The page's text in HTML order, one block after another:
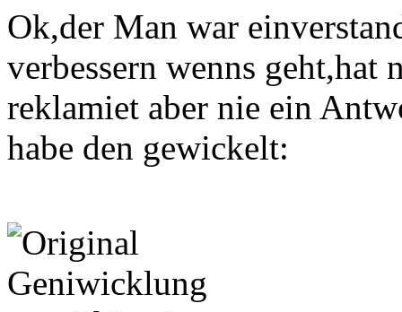
Ok,der Man war
verbessern wenns geht,hat
reklamiet aber nie ein
habe den gewickelt: